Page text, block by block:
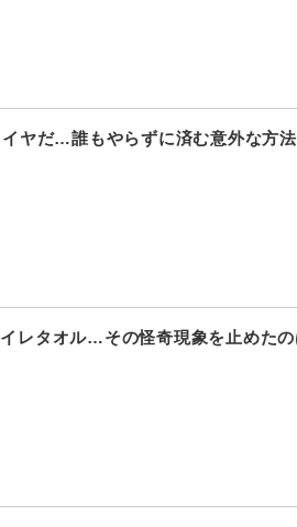
ヤだ…誰もやらずに済む意外な方法
レタオル…その怪奇現象を止めたの